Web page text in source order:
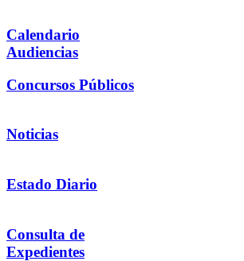
Calendario
Audiencias
Concursos Públicos
Noticias
Estado Diario
Consulta de
Expedientes